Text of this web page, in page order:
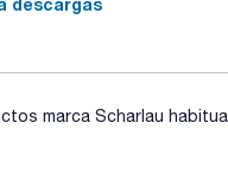
marca Scharlau